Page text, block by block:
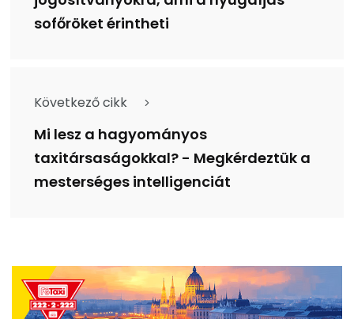
sofőröket érintheti
Következő cikk
Mi lesz a hagyományos
taxitársaságokkal? - Megkérdeztük a
mesterséges intelligenciát